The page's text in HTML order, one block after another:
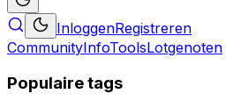
InloggenRegistreren
CommunityInfoToolsLotgenoten
Populaire tags